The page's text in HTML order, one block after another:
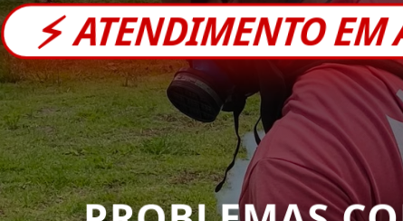
⚡ATENDIMENTO EM